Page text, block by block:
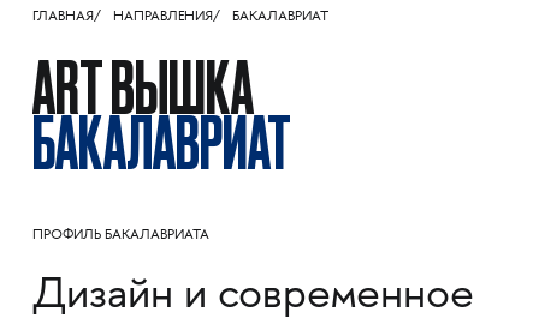
ГЛАВНАЯ НАПРАВЛЕНИЯ БАКАЛАВРИАТ
ART ВЫШКА
БАКАЛАВРИАТ
ПРОФИЛЬ БАКАЛАВРИАТА
Дизайн и современное